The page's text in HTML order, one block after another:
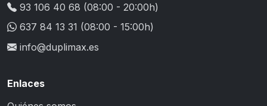
93 106 40 68 (08:00 - 20:00h)
637 84 13 31 (08:00 - 15:00h)
info@duplimax.es
Enlaces